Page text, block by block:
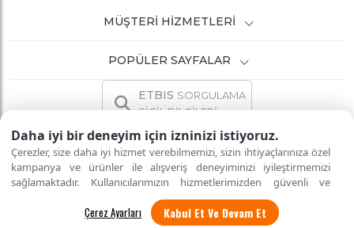
Daha iyi bir deneyim için izninizi istiyoruz.
Çerezler, size daha iyi hizmet verebilmemizi, sizin ihtiyaçlarınıza özel
kampanya ve ürünler ile alışveriş deneyiminizi iyileştirmemizi
sağlamaktadır. Kullanıcılarımızın hizmetlerimizden güvenli ve
eksiksiz şekilde faydalanmalarını sağlamak amacıyla sitemizi
kullanan kişilerin gizliliğini korumayı önemsiyoruz. "Kabul Et"
Kabul Et Ve Devam Et
MÜŞTERI HIZMETLERI
POPÜLER SAYFALAR
ETBIS SORGULAMA
SİCİL BİLGİLERİ
İNTERNETTE GÜVENLİ ALIŞVERİŞ